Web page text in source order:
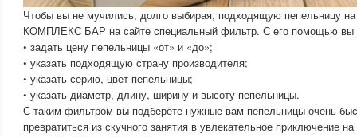
Чтобы вы не мучились, долго выбирая, подходящую пепельницу на
КОМПЛЕКС БАР на сайте специальный фильтр. С его помощью вы
• задать цену пепельницы «от» и «до»;
• указать подходящую страну производителя;
• указать серию, цвет пепельницы;
• указать диаметр, длину, ширину и высоту пепельницы.
С таким фильтром вы подберёте нужные вам пепельницы очень
превратиться из скучного занятия в увлекательное приключение